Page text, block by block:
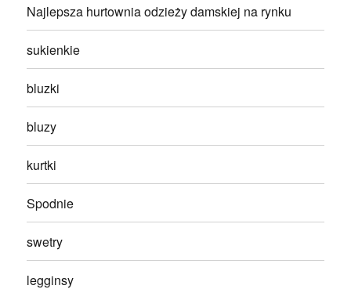
Najlepsza hurtownia odzieży damskiej na rynku
sukienkie
bluzki
bluzy
kurtki
Spodnie
swetry
legginsy